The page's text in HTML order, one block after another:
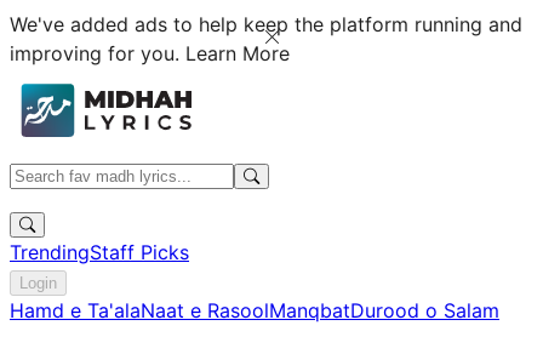
We've added ads to help keep the platform running and
improving for you. Learn More
TrendingStaff Picks
Login
Hamd e Ta'alaNaat e RasoolManqbatDurood o Salam